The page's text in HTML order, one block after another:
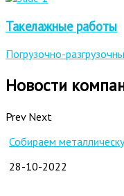
Такелажные работы
Погрузочно-
Новости
Prev Next
Собираем
28-10-2022